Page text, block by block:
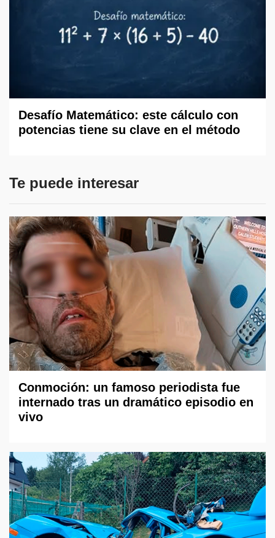
Desafío Matemático: este cálculo con
potencias tiene su clave en el método
Te puede interesar
Conmoción: un famoso periodista fue
internado tras un dramático episodio en
vivo